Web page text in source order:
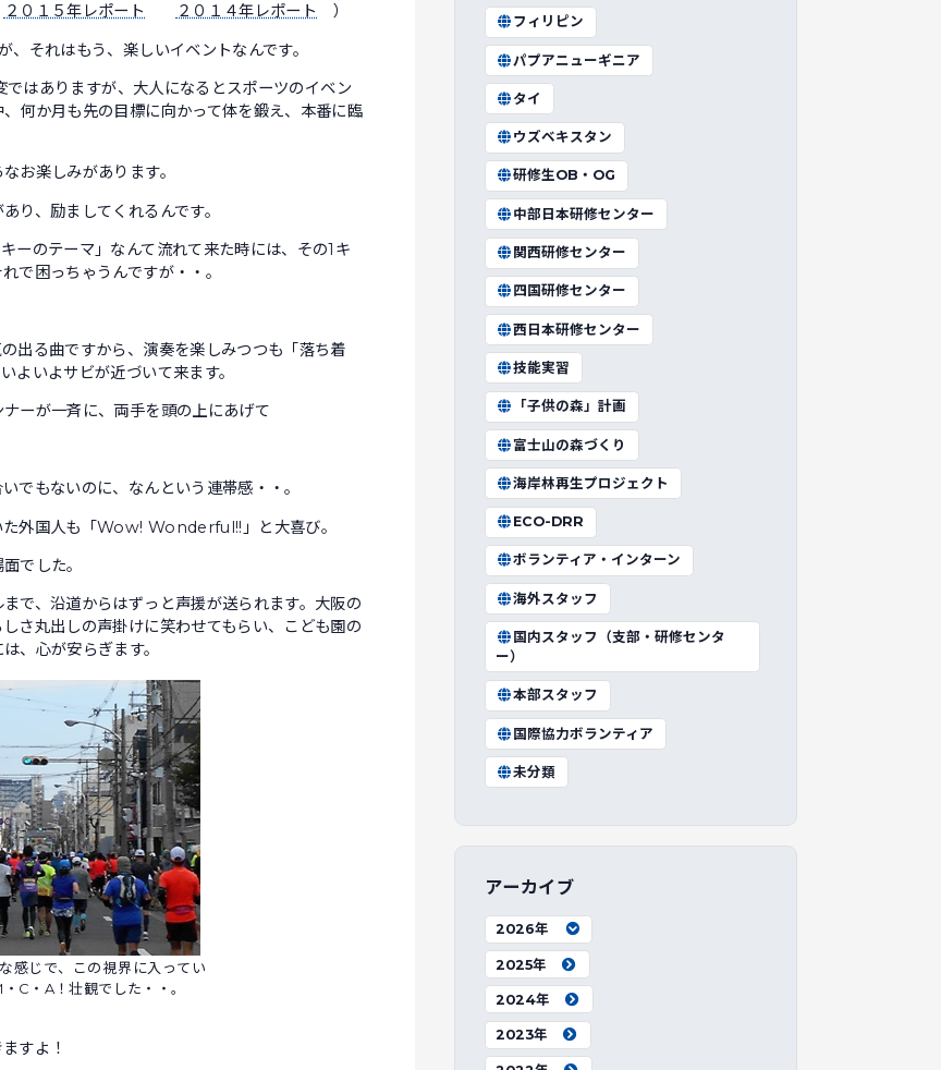
２０１５年レポート ２０１４年レポート
）
それはもう、楽しいイベントなんです。
はありますが、大人になるとスポーツのイベン
何か月も先の目標に向かって体を鍛え、本番に臨
お楽しみがあります。
り、励ましてくれるんです。
ーのテーマ」なんて流れて来た時には、その1キ
で困っちゃうんですが・・。
出る曲ですから、演奏を楽しみつつも「落ち着
よいよサビが近づいて来ます。
ーが一斉に、両手を頭の上にあげて
もないのに、なんという連帯感・・。
た外国人も「Wow! Wonderful!!」と大喜び。
でした。
で、沿道からはずっと声援が送られます。大阪の
さ丸出しの声掛けに笑わせてもらい、こども園の
、心が安らぎます。
感じで、この視界に入ってい
C・A！壮観でした・・。
すよ！
フィリピン
パプアニューギニア
タイ
ウズベキスタン
研修生OB・OG
中部日本研修センター
関西研修センター
四国研修センター
西日本研修センター
技能実習
「子供の森」計画
富士山の森づくり
海岸林再生プロジェクト
ECO-DRR
ボランティア・インターン
海外スタッフ
国内スタッフ（支部・研修センタ
ー）
本部スタッフ
国際協力ボランティア
未分類
アーカイブ
2026年
2025年
2024年
2023年